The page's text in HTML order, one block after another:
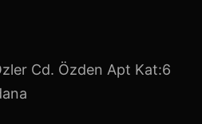
Cd. Özden Apt Kat:6